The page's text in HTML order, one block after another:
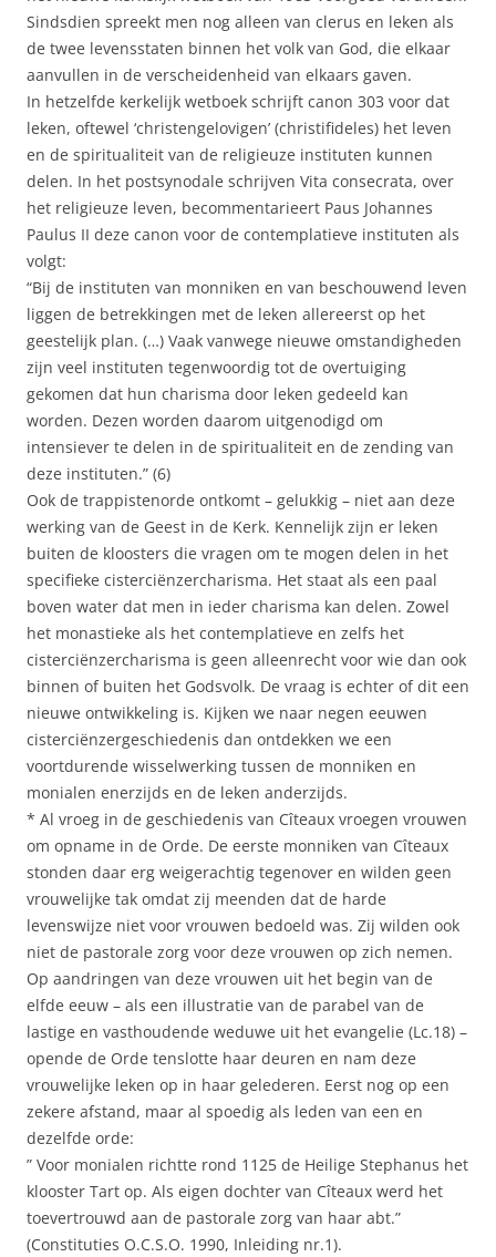
Sindsdien spreekt men nog alleen van clerus en leken als
de twee levensstaten binnen het volk van God, die elkaar
aanvullen in de verscheidenheid van elkaars gaven.
In hetzelfde kerkelijk wetboek schrijft canon 303 voor dat
leken, oftewel ‘christengelovigen’ (christifideles) het leven
en de spiritualiteit van de religieuze instituten kunnen
delen. In het postsynodale schrijven Vita consecrata, over
het religieuze leven, becommentarieert Paus Johannes
Paulus II deze canon voor de contemplatieve instituten als
volgt:
“Bij de instituten van monniken en van beschouwend leven
liggen de betrekkingen met de leken allereerst op het
geestelijk plan. (…) Vaak vanwege nieuwe omstandigheden
zijn veel instituten tegenwoordig tot de overtuiging
gekomen dat hun charisma door leken gedeeld kan
worden. Dezen worden daarom uitgenodigd om
intensiever te delen in de spiritualiteit en de zending van
deze instituten.” (6)
Ook de trappistenorde ontkomt – gelukkig – niet aan deze
werking van de Geest in de Kerk. Kennelijk zijn er leken
buiten de kloosters die vragen om te mogen delen in het
specifieke cisterciënzercharisma. Het staat als een paal
boven water dat men in ieder charisma kan delen. Zowel
het monastieke als het contemplatieve en zelfs het
cisterciënzercharisma is geen alleenrecht voor wie dan ook
binnen of buiten het Godsvolk. De vraag is echter of dit een
nieuwe ontwikkeling is. Kijken we naar negen eeuwen
cisterciënzergeschiedenis dan ontdekken we een
voortdurende wisselwerking tussen de monniken en
monialen enerzijds en de leken anderzijds.
* Al vroeg in de geschiedenis van Cîteaux vroegen vrouwen
om opname in de Orde. De eerste monniken van Cîteaux
stonden daar erg weigerachtig tegenover en wilden geen
vrouwelijke tak omdat zij meenden dat de harde
levenswijze niet voor vrouwen bedoeld was. Zij wilden ook
niet de pastorale zorg voor deze vrouwen op zich nemen.
Op aandringen van deze vrouwen uit het begin van de
elfde eeuw – als een illustratie van de parabel van de
lastige en vasthoudende weduwe uit het evangelie (Lc.18) –
opende de Orde tenslotte haar deuren en nam deze
vrouwelijke leken op in haar gelederen. Eerst nog op een
zekere afstand, maar al spoedig als leden van een en
dezelfde orde:
” Voor monialen richtte rond 1125 de Heilige Stephanus het
klooster Tart op. Als eigen dochter van Cîteaux werd het
toevertrouwd aan de pastorale zorg van haar abt.”
(Constituties O.C.S.O. 1990, Inleiding nr.1).